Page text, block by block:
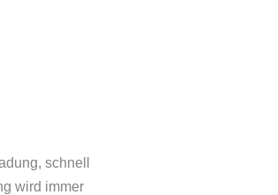
schnell
wird immer